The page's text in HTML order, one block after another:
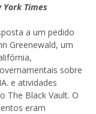
Times
a um pedido
Greenewald, um
sobre
e atividades
The Black Vault. O
eram